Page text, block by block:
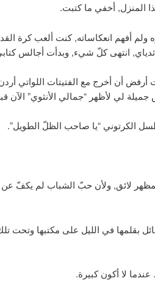
المنزل, أخفي ما كتبت.
أفهم انعكاساته, كنت ألعب كرة
انتهى كلّ شيء, وبدأت أجالس
أن أخرج مع الفتيتات اللواتي
لي لأظهر “جمالي الأنثوي” الآن
الكرتوني “يا صاحب الظلّ الطويل”.
بمظهر لائق, ولأن حبّ الشباب لم يكفّ عن
بقلمها في الليل على مكتبها وتحت تلك
لا أكون كبيرة.